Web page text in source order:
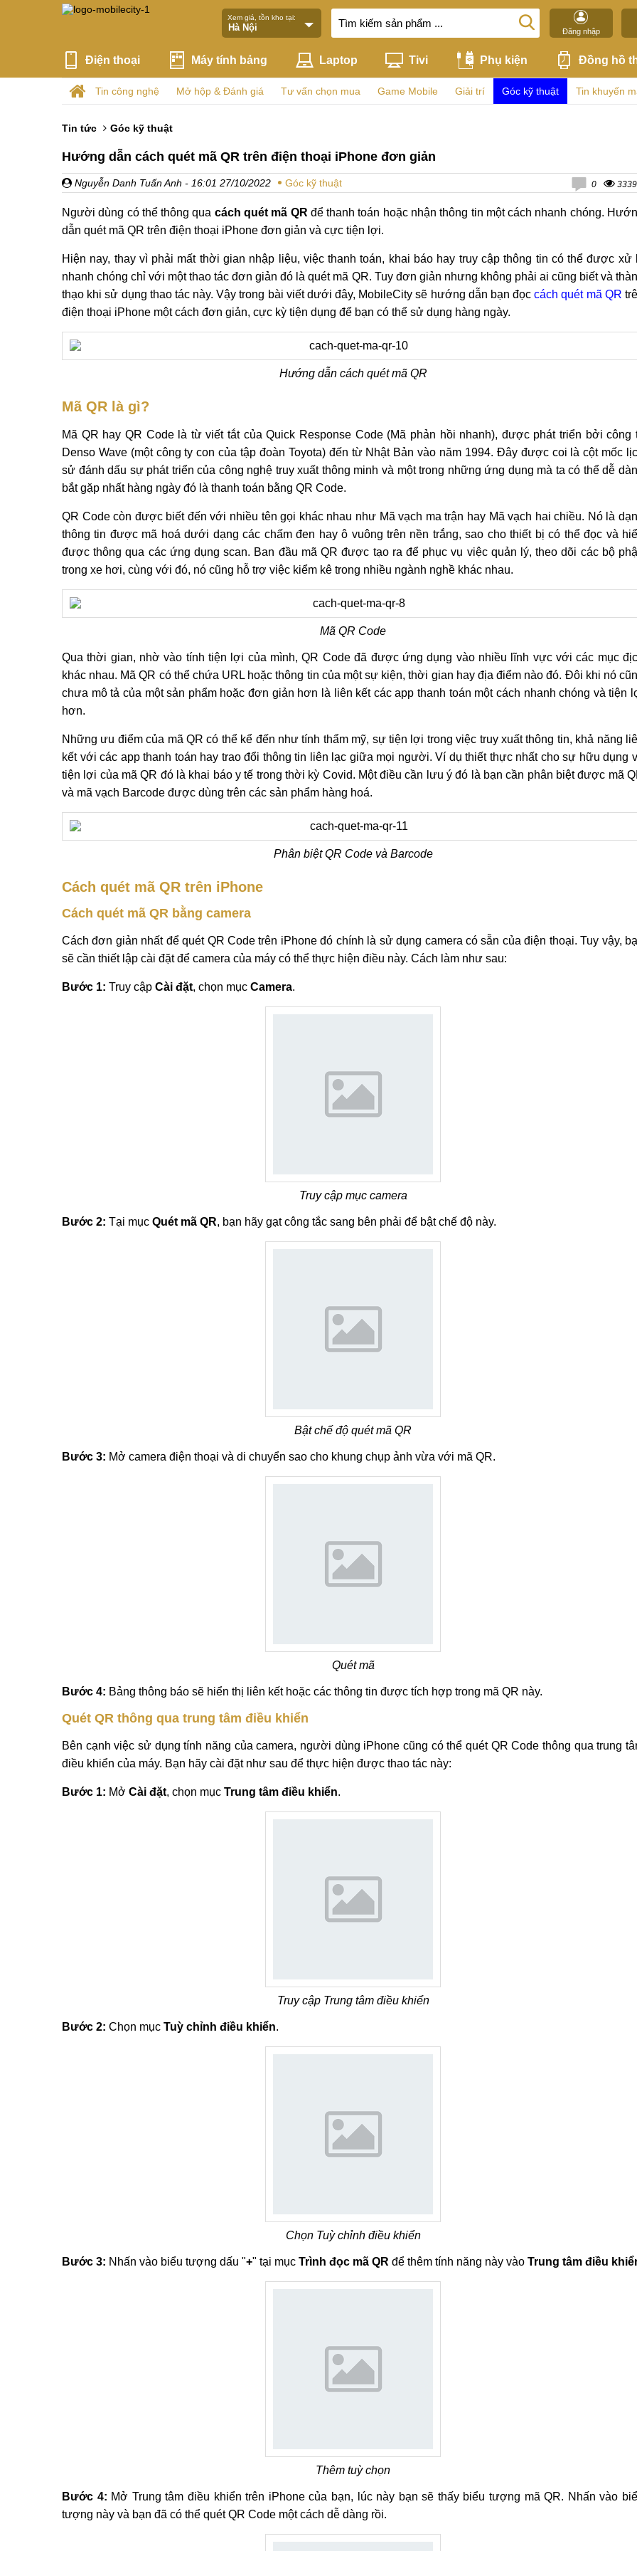
Xem giá, tồn kho tại:
Đăng nhập
Điện thoại Máy tính bảng Laptop Tivi Phụ kiện Đồng hồ
Tin công nghệ Mở hộp & Đánh giá Tư vấn chọn mua Game Mobile Giải trí Góc kỹ thuật Tin khuyến
Tin tức Góc kỹ thuật
Hướng dẫn cách quét mã QR trên điện thoại iPhone đơn giản
Nguyễn Danh Tuấn Anh - 16:01 27/10/2022 Góc kỹ thuật 0 3339
Người dùng có thể thông qua cách quét mã QR để thanh toán hoặc nhận thông tin một cách nhanh chóng.
dẫn quét mã QR trên điện thoại iPhone đơn giản và cực tiện lợi.
Hiện nay, thay vì phải mất thời gian nhập liệu, việc thanh toán, khai báo hay truy cập thông tin có thể được xử
nhanh chóng chỉ với một thao tác đơn giản đó là quét mã QR. Tuy đơn giản nhưng không phải ai cũng biết và
thạo khi sử dụng thao tác này. Vậy trong bài viết dưới đây, MobileCity sẽ hướng dẫn bạn đọccách quét mã QR
điện thoại iPhone một cách đơn giản, cực kỳ tiện dụng để bạn có thể sử dụng hàng ngày.
Hướng dẫn cách quét mã QR
Mã QR là gì?
Mã QR hay QR Code là từ viết tắt của Quick Response Code (Mã phản hồi nhanh), được phát triển bởi công
Denso Wave (một công ty con của tập đoàn Toyota) đến từ Nhật Bản vào năm 1994. Đây được coi là cột mốc
sử đánh dấu sự phát triển của công nghệ truy xuất thông minh và một trong những ứng dụng mà ta có thể dễ
bắt gặp nhất hàng ngày đó là thanh toán bằng QR Code.
QR Code còn được biết đến với nhiều tên gọi khác nhau như Mã vạch ma trận hay Mã vạch hai chiều. Nó là
thông tin được mã hoá dưới dạng các chấm đen hay ô vuông trên nền trắng, sao cho thiết bị có thể đọc và
được thông qua các ứng dụng scan. Ban đầu mã QR được tạo ra để phục vụ việc quản lý, theo dõi các bộ
trong xe hơi, cùng với đó, nó cũng hỗ trợ việc kiểm kê trong nhiều ngành nghề khác nhau.
Mã QR Code
Qua thời gian, nhờ vào tính tiện lợi của mình, QR Code đã được ứng dụng vào nhiều lĩnh vực với các mục
khác nhau. Mã QR có thể chứa URL hoặc thông tin của một sự kiện, thời gian hay địa điểm nào đó. Đôi khi nó
chưa mô tả của một sản phẩm hoặc đơn giản hơn là liên kết các app thanh toán một cách nhanh chóng và tiện
hơn.
Những ưu điểm của mã QR có thể kể đến như tính thẩm mỹ, sự tiện lợi trong việc truy xuất thông tin, khả năng
kết với các app thanh toán hay trao đổi thông tin liên lạc giữa mọi người. Ví dụ thiết thực nhất cho sự hữu dụng
tiện lợi của mã QR đó là khai báo y tế trong thời kỳ Covid. Một điều cần lưu ý đó là bạn cần phân biệt được mã
và mã vạch Barcode được dùng trên các sản phẩm hàng hoá.
Phân biệt QR Code và Barcode
Cách quét mã QR trên iPhone
Cách quét mã QR bằng camera
Cách đơn giản nhất để quét QR Code trên iPhone đó chính là sử dụng camera có sẵn của điện thoại. Tuy vậy,
sẽ cần thiết lập cài đặt để camera của máy có thể thực hiện điều này. Cách làm như sau:
Bước 1: Truy cập Cài đặt, chọn mục Camera.
Truy cập mục camera
Bước 2: Tại mục Quét mã QR, bạn hãy gạt công tắc sang bên phải để bật chế độ này.
Bật chế độ quét mã QR
Bước 3: Mở camera điện thoại và di chuyển sao cho khung chụp ảnh vừa với mã QR.
Quét mã
Bước 4: Bảng thông báo sẽ hiển thị liên kết hoặc các thông tin được tích hợp trong mã QR này.
Quét QR thông qua trung tâm điều khiển
Bên cạnh việc sử dụng tính năng của camera, người dùng iPhone cũng có thể quét QR Code thông qua trung
điều khiển của máy. Bạn hãy cài đặt như sau để thực hiện được thao tác này:
Bước 1: Mở Cài đặt, chọn mục Trung tâm điều khiển.
Truy cập Trung tâm điều khiển
Bước 2: Chọn mục Tuỳ chỉnh điều khiển.
Chọn Tuỳ chỉnh điều khiển
Bước 3: Nhấn vào biểu tượng dấu "+" tại mục Trình đọc mã QR để thêm tính năng này vào Trung tâm điều
Thêm tuỳ chọn
Bước 4: Mở Trung tâm điều khiển trên iPhone của bạn, lúc này bạn sẽ thấy biểu tượng mã QR. Nhấn vào
tượng này và bạn đã có thể quét QR Code một cách dễ dàng rồi.